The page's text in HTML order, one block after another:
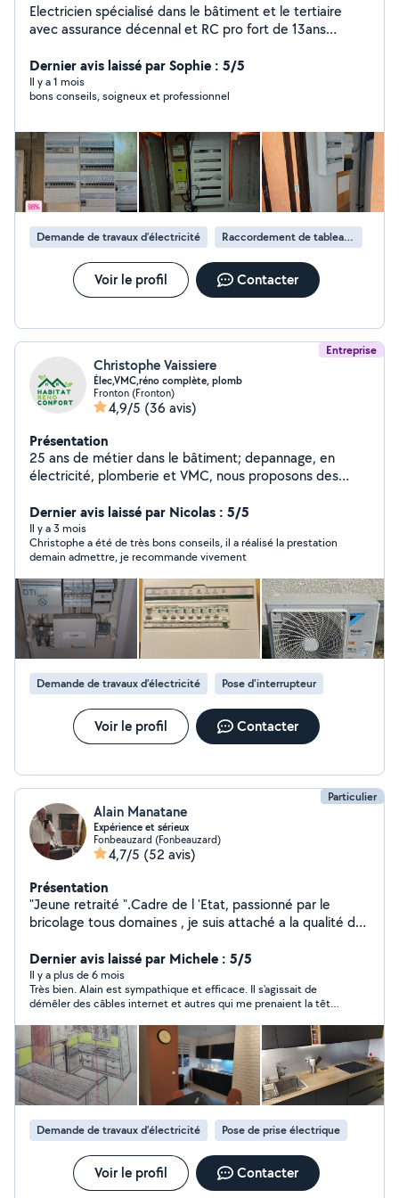
Electricien spécialisé dans le bâtiment et le tertiaire
avec assurance décennal et RC pro fort de 13ans
électrotechnique je suis sûr allô voisin depuis 2013 se
qui ma permis d'avoire un relationnel client irréprochable
je vous propose tout mes services en électricité
- dépannage 7/7 - Pose de borne de recharge IRVE -
Remise au norme logement - maison Je prodigue des
conseils est à l'écoute du client vous pouvez me joindre
à tout moment En me laissant un message en privé sur
la messagerie allo-voisin
Dernier avis laissé par Sophie : 5/5
Il y a 1 mois
bons conseils, soigneux et professionnel
Demande de travaux d’électricité Raccordement de tableau électrique
Voir le profil Contacter
Entreprise
Christophe Vaissiere
Élec,VMC,réno complète, plomb
Fronton (Fronton)
4,9/5 (36 avis)
Présentation
25 ans de métier dans le bâtiment; depannage, en
électricité, plomberie et VMC, nous proposons des
,sdb,cuisine, sols climatisation, thermodynamique.
Dernier avis laissé par Nicolas : 5/5
Il y a 3 mois
Christophe a été de très bons conseils, il a réalisé la prestation
demain admettre, je recommande vivement
Demande de travaux d’électricité Pose d'interrupteur
Voir le profil Contacter
Particulier
Alain Manatane
Expérience et sérieux
Fonbeauzard (Fonbeauzard)
4,7/5 (52 avis)
Présentation
"Jeune retraité ".Cadre de l 'Etat, passionné par le
bricolage tous domaines , je suis attaché a la qualité du
conseiller, suivre les travaux et établir des petits projets
dans les domaines liés au bâtiment et a la voirie
(constructions, décoration,plans etc ) Le domaine
artistique m'intéresse aussi s'agissant du dessin , de la
peinture,de la décoration d'objets (customisation,
transformation etc)
Dernier avis laissé par Michele : 5/5
Il y a plus de 6 mois
Très bien. Alain est sympathique et efficace. Il s'agissait de
démêler des câbles internet et autres qui me prenaient la tête
Demande de travaux d’électricité Pose de prise électrique
Voir le profil Contacter